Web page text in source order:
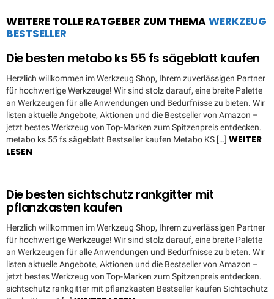
WEITERE TOLLE RATGEBER ZUM THEMAWERKZEUG
BESTSELLER
Die besten metabo ks 55 fs sägeblatt kaufen
Herzlich willkommen im Werkzeug Shop, Ihrem zuverlässigen Partner
für hochwertige Werkzeuge! Wir sind stolz darauf, eine breite Palette
an Werkzeugen für alle Anwendungen und Bedürfnisse zu bieten. Wir
listen aktuelle Angebote, Aktionen und die Bestseller von Amazon –
jetzt bestes Werkzeug von Top-Marken zum Spitzenpreis entdecken.
metabo ks 55 fs sägeblatt Bestseller kaufen Metabo KS […] WEITER
LESEN
Die besten sichtschutz rankgitter mit
pflanzkasten kaufen
Herzlich willkommen im Werkzeug Shop, Ihrem zuverlässigen Partner
für hochwertige Werkzeuge! Wir sind stolz darauf, eine breite Palette
an Werkzeugen für alle Anwendungen und Bedürfnisse zu bieten. Wir
listen aktuelle Angebote, Aktionen und die Bestseller von Amazon –
jetzt bestes Werkzeug von Top-Marken zum Spitzenpreis entdecken.
sichtschutz rankgitter mit pflanzkasten Bestseller kaufen Sichtschutz